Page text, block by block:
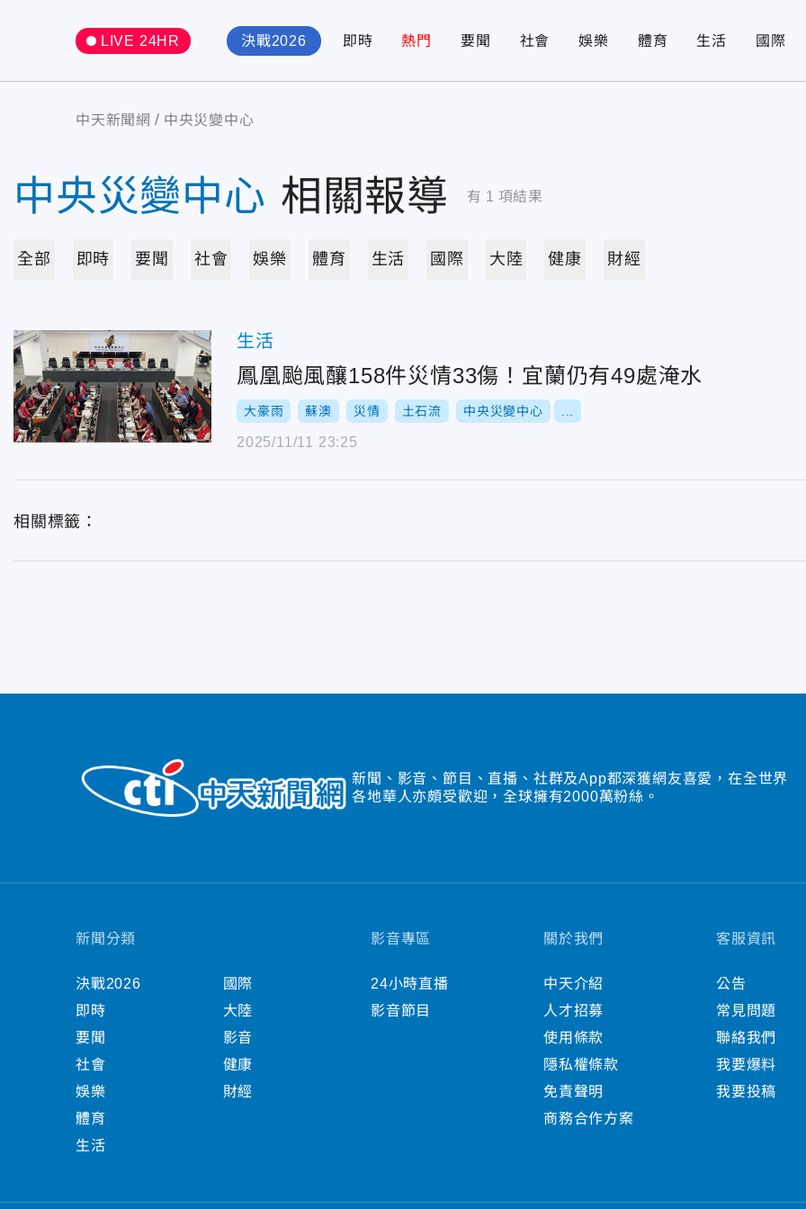
LIVE 24HR 決戰2026 即時 熱門 要聞 社會 娛樂 體育 生活 國際
中天新聞網 中央災變中心
中央災變中心 相關報導 有 1 項結果
全部 即時 要聞 社會 娛樂 體育 生活 國際 大陸 健康 財經
生活
鳳凰颱風釀158件災情33傷！宜蘭仍有49處淹水
大豪雨 蘇澳 災情 土石流 中央災變中心
2025/11/11 23:25
相關標籤：
新聞、影音、節目、直播、社群及App都深獲網友喜愛，在全世界
各地華人亦頗受歡迎，全球擁有2000萬粉絲。
新聞分類
決戰2026
即時
要聞
社會
娛樂
體育
生活
國際
大陸
影音
健康
財經
影音專區
24小時直播
影音節目
關於我們
中天介紹
人才招募
使用條款
隱私權條款
免責聲明
商務合作方案
客服資訊
公告
常見問題
聯絡我們
我要爆料
我要投稿